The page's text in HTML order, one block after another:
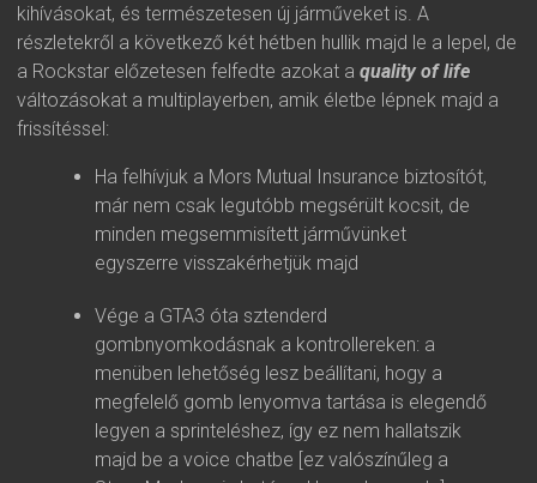
kihívásokat, és természetesen új járműveket is. A
részletekről a következő két hétben hullik majd le a lepel, de
a Rockstar előzetesen felfedte azokat a quality of life
változásokat a multiplayerben, amik életbe lépnek majd a
frissítéssel:
Ha felhívjuk a Mors Mutual Insurance biztosítót,
már nem csak legutóbb megsérült kocsit, de
minden megsemmisített járművünket
egyszerre visszakérhetjük majd
Vége a GTA3 óta sztenderd
gombnyomkodásnak a kontrollereken: a
menüben lehetőség lesz beállítani, hogy a
megfelelő gomb lenyomva tartása is elegendő
legyen a sprinteléshez, így ez nem hallatszik
majd be a voice chatbe [ez valószínűleg a